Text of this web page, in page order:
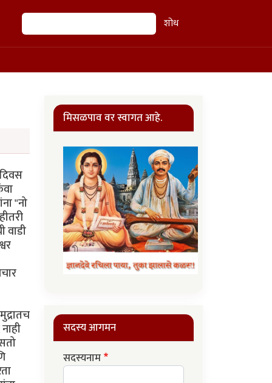
शोध शोध
"नो
वाडी
मिसळपाव वर स्वागत आहे.
सदस्य आगमन
सदस्यनाम